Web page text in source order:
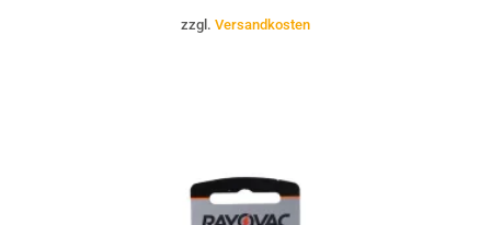
zzgl. Versandkosten